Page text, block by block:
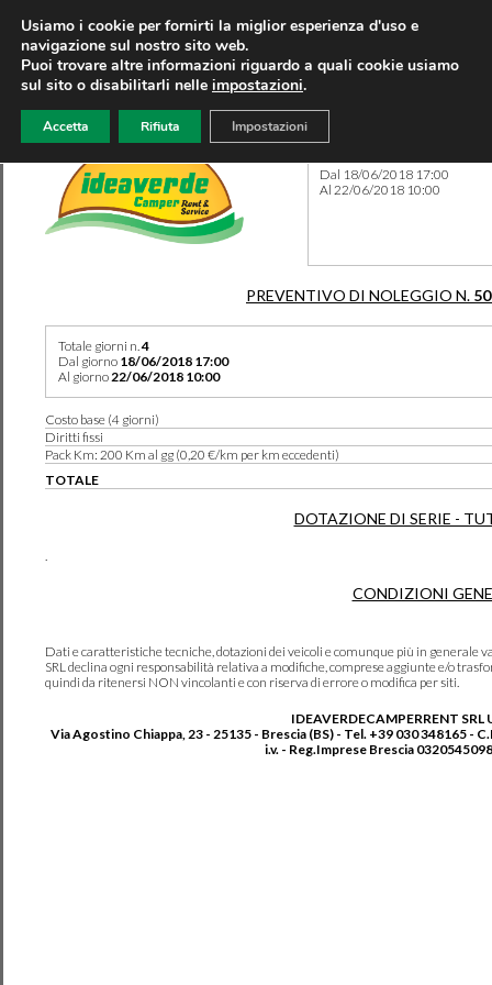
Dal 18/06/2018 17:00
Al 22/06/2018 10:00
PREVENTIVO DI NOLEGGIO N.
Totale giorni n.4
Dal giorno 18/06/2018 17:00
Al giorno22/06/2018 10:00
Costo base (4 giorni)
Diritti fissi
Pack Km: 200 Km al gg (0,20 €/km per km eccedenti)
TOTALE
DOTAZIONE DI SERIE -
.
CONDIZIONI
Dati e caratteristiche tecniche, dotazioni dei veicoli e comunque più in generale
SRL declina ogni responsabilità relativa a modifiche, comprese aggiunte e/o
quindi da ritenersi NON vincolanti e con riserva di errore o modifica per siti.
IDEAVERDECAMPERRENT SRL
Via Agostino Chiappa, 23 - 25135 - Brescia (BS) - Tel. +39 030 348165 -
i.v. - Reg.Imprese Brescia
Usiamo i cookie per fornirti la miglior esperienza d'uso e
navigazione sul nostro sito web.
Puoi trovare altre informazioni riguardo a quali cookie usiamo
sul sito o disabilitarli nelle impostazioni.
Accetta Rifiuta Impostazioni